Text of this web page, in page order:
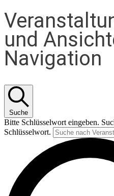
und
Navigation
Suche
Bitte Schlüsselwort eingeben.
Schlüsselwort.